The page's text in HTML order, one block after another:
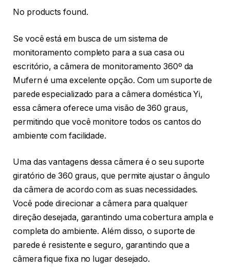
No products found.
Se você está em busca de um sistema de
monitoramento completo para a sua casa ou
escritório, a câmera de monitoramento 360º da
Mufern é uma excelente opção. Com um suporte de
parede especializado para a câmera doméstica Yi,
essa câmera oferece uma visão de 360 graus,
permitindo que você monitore todos os cantos do
ambiente com facilidade.
Uma das vantagens dessa câmera é o seu suporte
giratório de 360 graus, que permite ajustar o ângulo
da câmera de acordo com as suas necessidades.
Você pode direcionar a câmera para qualquer
direção desejada, garantindo uma cobertura ampla e
completa do ambiente. Além disso, o suporte de
parede é resistente e seguro, garantindo que a
câmera fique fixa no lugar desejado.